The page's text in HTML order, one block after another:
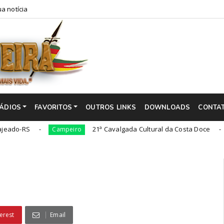
notícia
FAVORITOS OUTROS LINKS DOWNLOADS
Campeiro 21ª Cavalgada Cultural da Costa Doce
Email